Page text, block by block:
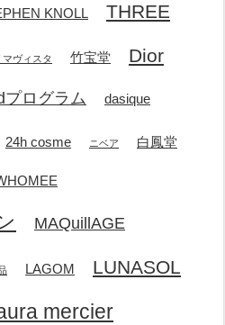
KNOLL THREE
ヴィスタ 竹宝堂 Dior
プログラム dasique
24h cosme ニベア 白鳳堂
MAQuillAGE
LAGOM LUNASOL
mercier